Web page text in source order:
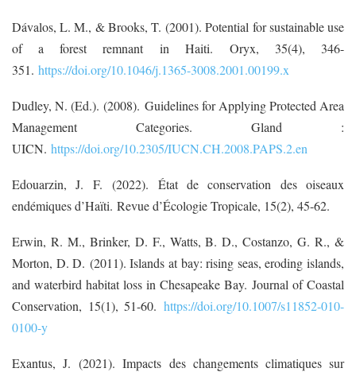
Dávalos, L. M., & Brooks, T. (2001). Potential for sustainable use
of a forest remnant in Haiti. Oryx, 35(4), 346-
351. https://doi.org/10.1046/j.1365-3008.2001.00199.x
Dudley, N. (Ed.). (2008). Guidelines for Applying Protected Area
Management Categories. Gland :
UICN. https://doi.org/10.2305/IUCN.CH.2008.PAPS.2.en
Edouarzin, J. F. (2022). État de conservation des oiseaux
endémiques d’Haïti. Revue d’Écologie Tropicale, 15(2), 45-62.
Erwin, R. M., Brinker, D. F., Watts, B. D., Costanzo, G. R., &
Morton, D. D. (2011). Islands at bay: rising seas, eroding islands,
and waterbird habitat loss in Chesapeake Bay. Journal of Coastal
Conservation, 15(1), 51-60. https://doi.org/10.1007/s11852-010-
0100-y
Exantus, J. (2021). Impacts des changements climatiques sur